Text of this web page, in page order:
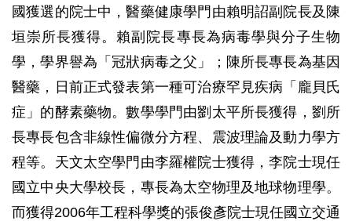
國獲選的院士中，醫藥健康學門由賴明詔副院長及陳
垣崇所長獲得。賴副院長專長為病毒學與分子生物
學，學界譽為「冠狀病毒之父」；陳所長專長為基因
醫藥，日前正式發表第一種可治療罕見疾病「龐貝氏
症」的酵素藥物。數學學門由劉太平所長獲得，劉所
長專長包含非線性偏微分方程、震波理論及動力學方
程等。天文太空學門由李羅權院士獲得，李院士現任
國立中央大學校長，專長為太空物理及地球物理學。
而獲得2006年工程科學獎的張俊彥院士現任國立交通